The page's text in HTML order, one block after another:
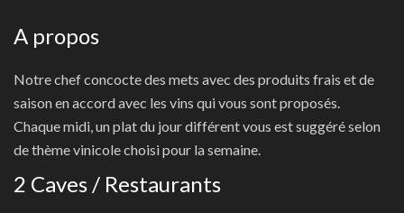
A propos
Notre chef concocte des mets avec des produits frais et de
saison en accord avec les vins qui vous sont proposés.
Chaque midi, un plat du jour différent vous est suggéré selon
de thème vinicole choisi pour la semaine.
2 Caves / Restaurants